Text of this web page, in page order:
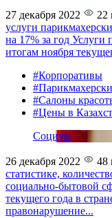
27 декабря 2022 22
услуги
на 17% за год Услуги
итогам ноября
#Корпоративы
#Салоны
#Цены в
Социум
26 декабря 2022 48
статистике,
социально-бытовой
текущего года в
правонарушение...